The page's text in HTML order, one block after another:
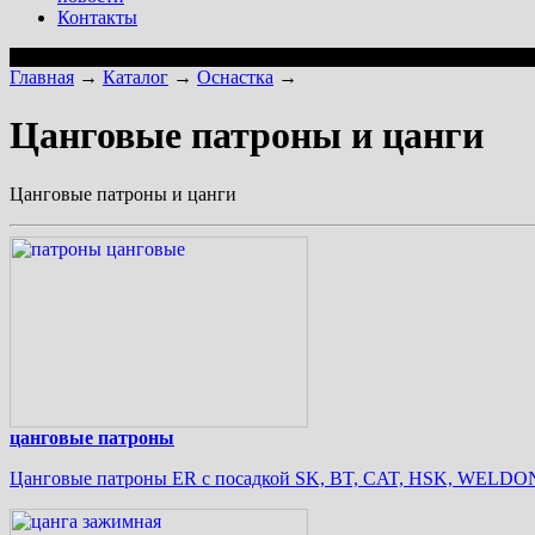
Контакты
Главная → Каталог → Оснастка →
Цанговые патроны и цанги
Цанговые патроны и цанги
цанговые патроны
Цанговые патроны ER с посадкой SK, BT, CAT, HSK,